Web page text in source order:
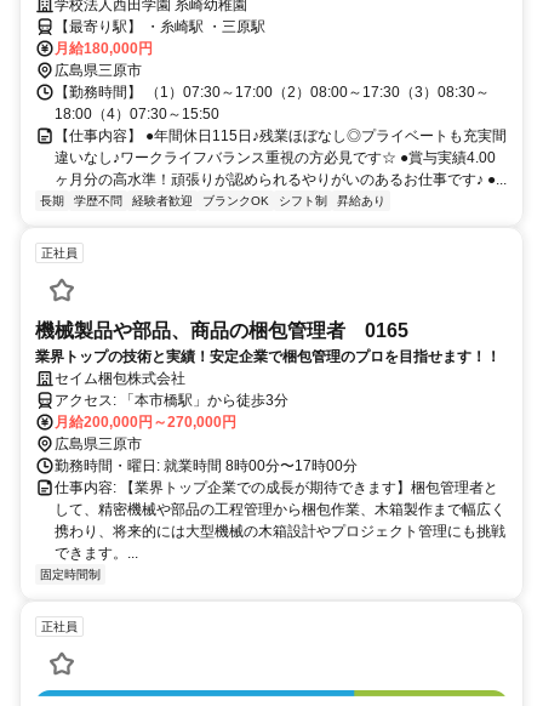
い条件が揃っています❗️
学校法人西田学園 糸崎幼稚園
【最寄り駅】 ・糸崎駅 ・三原駅
月給180,000円
広島県三原市
【勤務時間】 （1）07:30～17:00（2）08:00～17:30（3）08:30～
18:00（4）07:30～15:50
【仕事内容】 ●年間休日115日♪残業ほぼなし◎プライベートも充実間
違いなし♪ワークライフバランス重視の方必見です☆ ●賞与実績4.00
ヶ月分の高水準！頑張りが認められるやりがいのあるお仕事です♪ ●...
長期 学歴不問 経験者歓迎 ブランクOK シフト制 昇給あり
正社員
機械製品や部品、商品の梱包管理者 0165
業界トップの技術と実績！安定企業で梱包管理のプロを目指せます！！
セイム梱包株式会社
アクセス: 「本市橋駅」から徒歩3分
月給200,000円～270,000円
広島県三原市
勤務時間・曜日: 就業時間 8時00分〜17時00分
仕事内容: 【業界トップ企業での成長が期待できます】梱包管理者と
して、精密機械や部品の工程管理から梱包作業、木箱製作まで幅広く
携わり、将来的には大型機械の木箱設計やプロジェクト管理にも挑戦
できます。...
固定時間制
正社員